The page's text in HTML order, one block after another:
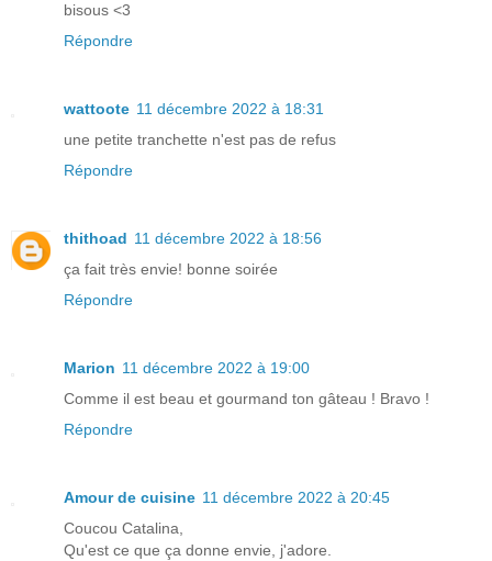
bisous <3
Répondre
wattoote 11 décembre 2022 à 18:31
une petite tranchette n'est pas de refus
Répondre
thithoad 11 décembre 2022 à 18:56
ça fait très envie! bonne soirée
Répondre
Marion 11 décembre 2022 à 19:00
Comme il est beau et gourmand ton gâteau ! Bravo !
Répondre
Amour de cuisine 11 décembre 2022 à 20:45
Coucou Catalina,
Qu'est ce que ça donne envie, j'adore.